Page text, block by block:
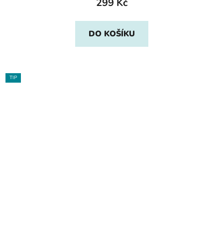
299 Kč
DO KOŠÍKU
TIP